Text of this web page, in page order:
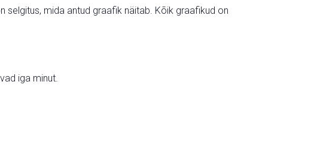
selgitus, mida antud graafik näitab. Kõik graafikud on
iga minut.